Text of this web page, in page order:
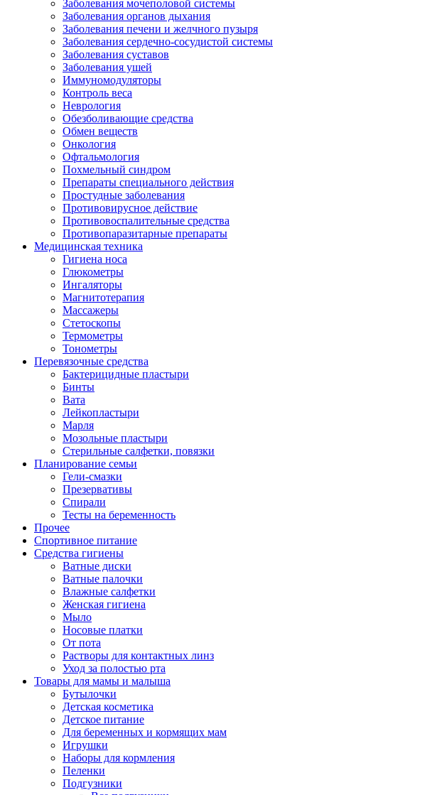
Заболевания мочеполовой системы
Заболевания органов дыхания
Заболевания печени и желчного пузыря
Заболевания сердечно-сосудистой системы
Заболевания суставов
Заболевания ушей
Иммуномодуляторы
Контроль веса
Неврология
Обезболивающие средства
Обмен веществ
Онкология
Офтальмология
Похмельный синдром
Препараты специального действия
Простудные заболевания
Противовирусное действие
Противовоспалительные средства
Противопаразитарные препараты
Медицинская техника
Гигиена носа
Глюкометры
Ингаляторы
Магнитотерапия
Массажеры
Стетоскопы
Термометры
Тонометры
Перевязочные средства
Бактерицидные пластыри
Бинты
Вата
Лейкопластыри
Марля
Мозольные пластыри
Стерильные салфетки, повязки
Планирование семьи
Гели-смазки
Презервативы
Спирали
Тесты на беременность
Прочее
Спортивное питание
Средства гигиены
Ватные диски
Ватные палочки
Влажные салфетки
Женская гигиена
Мыло
Носовые платки
От пота
Растворы для контактных линз
Уход за полостью рта
Товары для мамы и малыша
Бутылочки
Детская косметика
Детское питание
Для беременных и кормящих мам
Игрушки
Наборы для кормления
Пеленки
Подгузники